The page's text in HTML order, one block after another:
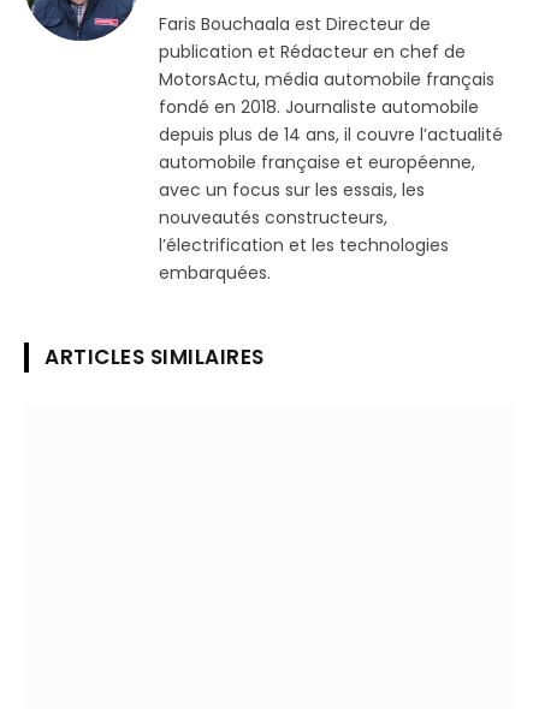
Faris Bouchaala est Directeur de
publication et Rédacteur en chef de
MotorsActu, média automobile français
fondé en 2018. Journaliste automobile
depuis plus de 14 ans, il couvre l’actualité
automobile française et européenne,
avec un focus sur les essais, les
nouveautés constructeurs,
l’électrification et les technologies
embarquées.
ARTICLES SIMILAIRES